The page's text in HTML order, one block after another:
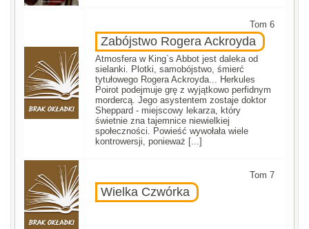
Tom 6
Zabójstwo Rogera Ackroyda
Atmosfera w King`s Abbot jest daleka od
sielanki. Plotki, samobójstwo, śmierć
tytułowego Rogera Ackroyda... Herkules
Poirot podejmuje grę z wyjątkowo perfidnym
mordercą. Jego asystentem zostaje doktor
Sheppard - miejscowy lekarza, który
świetnie zna tajemnice niewielkiej
społeczności. Powieść wywołała wiele
kontrowersji, ponieważ [...]
Tom 7
Wielka Czwórka